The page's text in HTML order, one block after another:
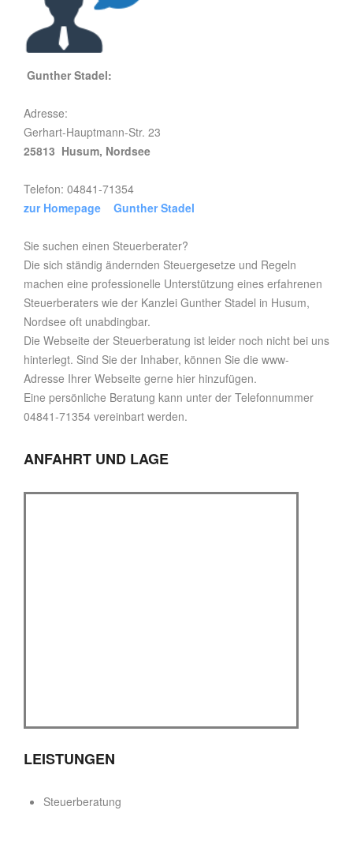
Gunther Stadel:
Adresse:
Gerhart-Hauptmann-Str. 23
25813 Husum, Nordsee
Telefon: 04841-71354
zur Homepage Gunther Stadel
Sie suchen einen Steuerberater?
Die sich ständig ändernden Steuergesetze und Regeln
machen eine professionelle Unterstützung eines erfahrenen
Steuerberaters wie der Kanzlei Gunther Stadel in Husum,
Nordsee oft unabdingbar.
Die Webseite der Steuerberatung ist leider noch nicht bei uns
hinterlegt. Sind Sie der Inhaber, können Sie die www-
Adresse Ihrer Webseite gerne hier hinzufügen.
Eine persönliche Beratung kann unter der Telefonnummer
04841-71354 vereinbart werden.
ANFAHRT UND LAGE
LEISTUNGEN
Steuerberatung